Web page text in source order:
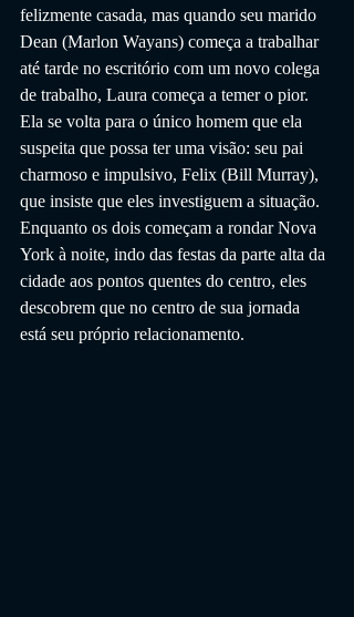
felizmente casada, mas quando seu marido
Dean (Marlon Wayans) começa a trabalhar
até tarde no escritório com um novo colega
de trabalho, Laura começa a temer o pior.
Ela se volta para o único homem que ela
suspeita que possa ter uma visão: seu pai
charmoso e impulsivo, Felix (Bill Murray),
que insiste que eles investiguem a situação.
Enquanto os dois começam a rondar Nova
York à noite, indo das festas da parte alta da
cidade aos pontos quentes do centro, eles
descobrem que no centro de sua jornada
está seu próprio relacionamento.